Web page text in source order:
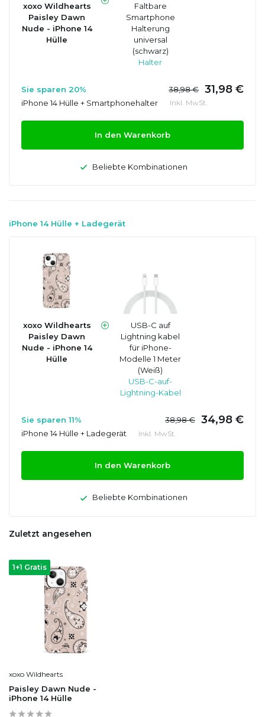
xoxo Wildhearts
Paisley Dawn
Nude - iPhone 14
Hülle
Faltbare
Smartphone
Halterung
universal
(schwarz)
Halter
Sie sparen 20% 38,98 € 31,98 €
iPhone 14 Hülle + Smartphonehalter Inkl. MwSt.
In den Warenkorb
Beliebte Kombinationen
iPhone 14 Hülle + Ladegerät
xoxo Wildhearts
Paisley Dawn
Nude - iPhone 14
Hülle
USB-C auf
Lightning kabel
für iPhone-
Modelle 1 Meter
(Weiß)
USB-C-auf-
Lightning-Kabel
Sie sparen 11% 38,98 € 34,98 €
iPhone 14 Hülle + Ladegerät Inkl. MwSt.
In den Warenkorb
Beliebte Kombinationen
Zuletzt angesehen
1+1 Gratis
xoxo Wildhearts
Paisley Dawn Nude -
iPhone 14 Hülle